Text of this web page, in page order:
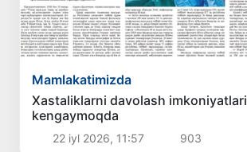
Mamlakatimizda
Xastaliklarni davolash imkoniyatlari
kengaymoqda
22 iyl 2026, 11:57 903